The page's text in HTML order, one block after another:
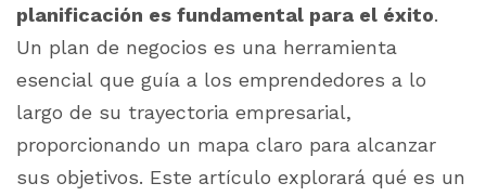
planificación es fundamental para el éxito.
Un plan de negocios es una herramienta
esencial que guía a los emprendedores a lo
largo de su trayectoria empresarial,
proporcionando un mapa claro para alcanzar
sus objetivos. Este artículo explorará qué es un